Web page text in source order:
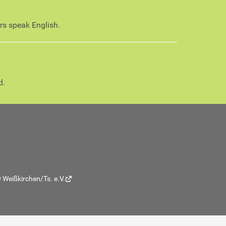
speak English.
Weißkirchen/Ts. e.V.